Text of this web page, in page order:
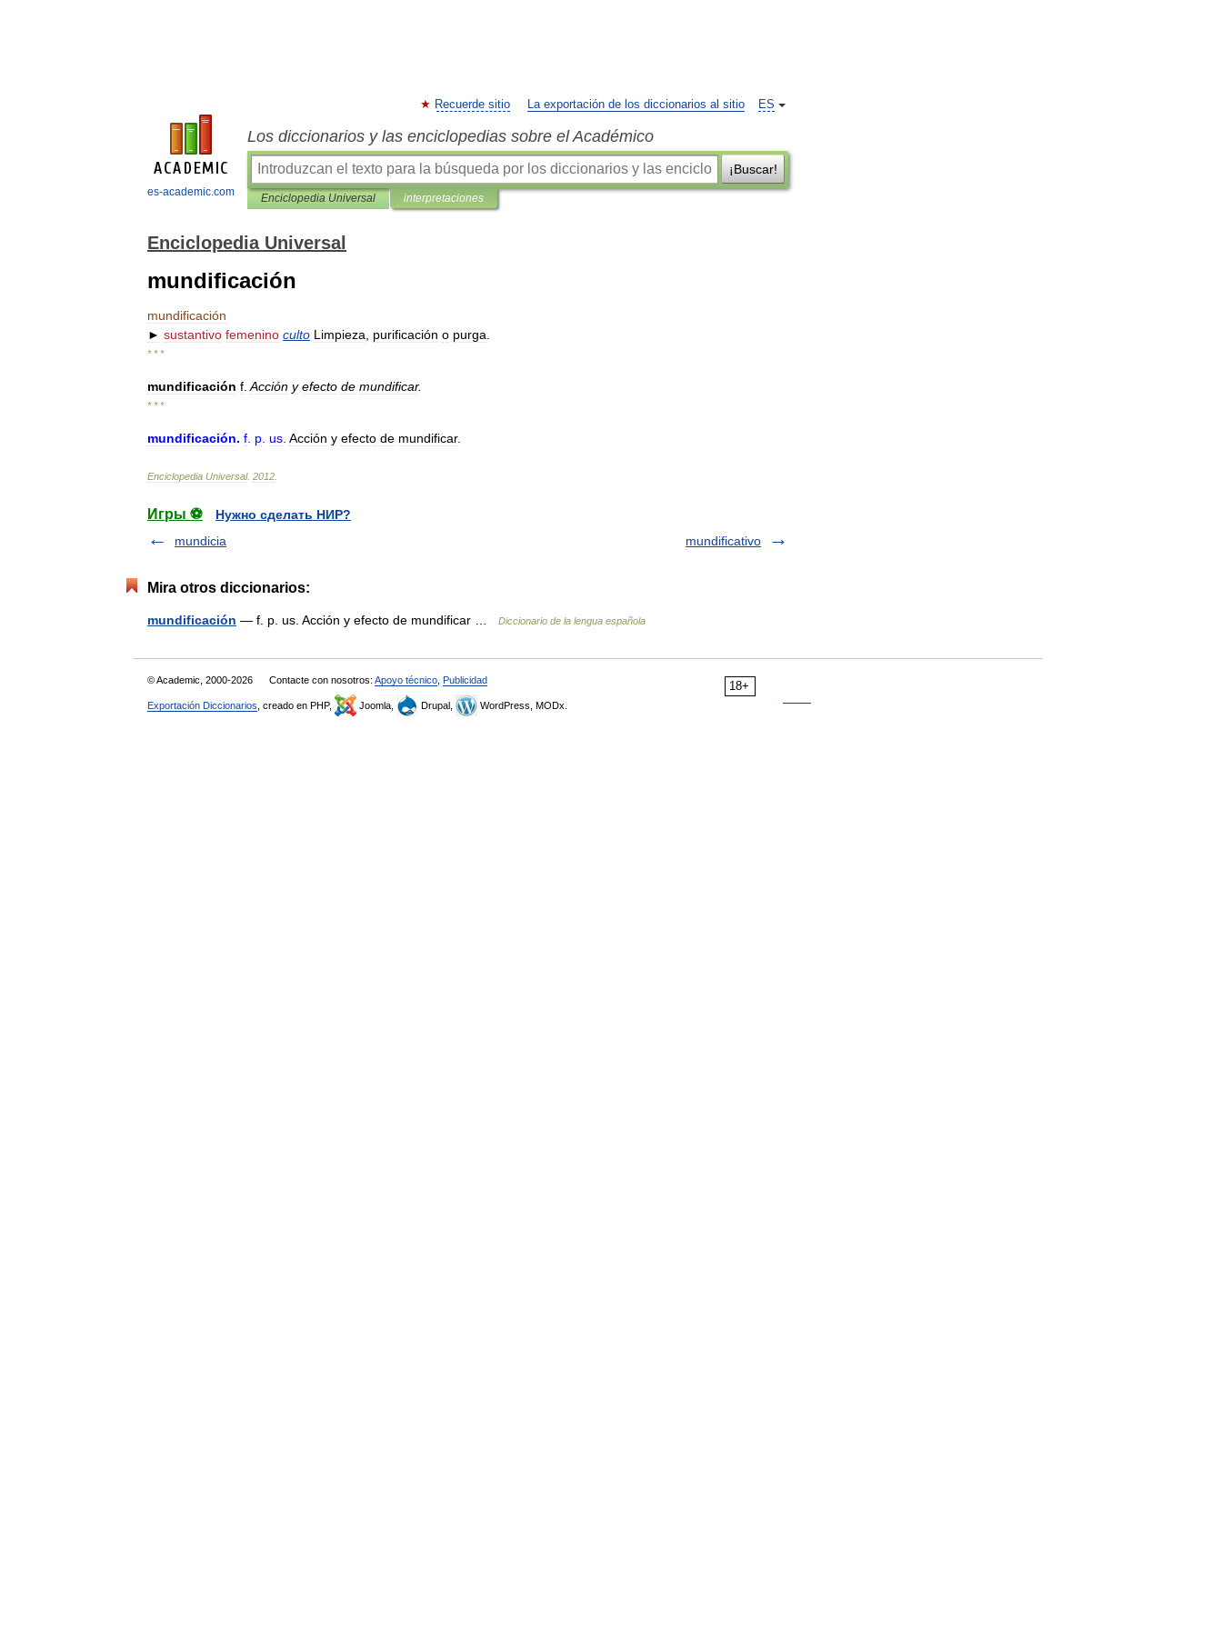
es-academic.com
ES
Recuerde sitio La exportación de los diccionarios al sitio
Los diccionarios y las enciclopedias sobre el Académico
¡Buscar!
Enciclopedia Universal interpretaciones
Enciclopedia Universal
mundificación
mundificación
► sustantivo femenino culto Limpieza purificación o purga
* * *
mundificación f Acción y efecto de mundificar.
* * *
mundificación. f p us Acción y efecto de mundificar.
Enciclopedia Universal. 2012
Игры ⚽
Нужно сделать НИР?
mundicia
mundificativo
Mira otros diccionarios:
mundificación — f. p. us. Acción y efecto de mundificar … Diccionario de la lengua española
18+
© Academic, 2000-2026 Contacte con nosotros: Apoyo técnico Publicidad
Exportación Diccionarios , creado en PHP, Joomla, Drupal, WordPress, MODx.